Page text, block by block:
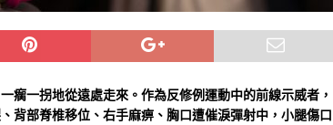
瘸一拐地從遠處走來。作為反修例運動中的前線示威者，
背部脊椎移位、右手麻痹、胸口遭催淚彈射中，小腿傷口